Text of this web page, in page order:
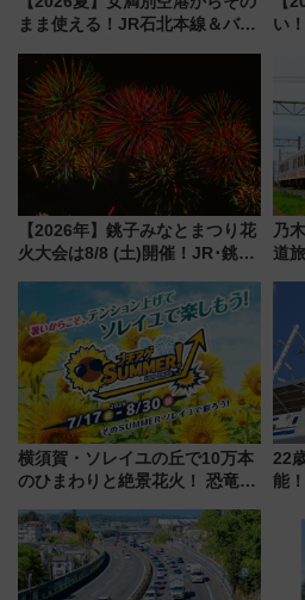
まま使える！JR石北本線＆バス
ーパス」でおトクに道東観光
（8/3発売）
い
【2026年】銚子みなとまつり花
火大会は8/8 (土)開催！JR･銚子
報、利根川に咲く8,000発の大迫
力＆屋台を満喫
乃
道
府
に
横須賀・ソレイユの丘で10万本
のひまわりと絶景花火！ 恐竜や
帰りお出かけ最新情報（2026年
7月17日～開催）
22
能